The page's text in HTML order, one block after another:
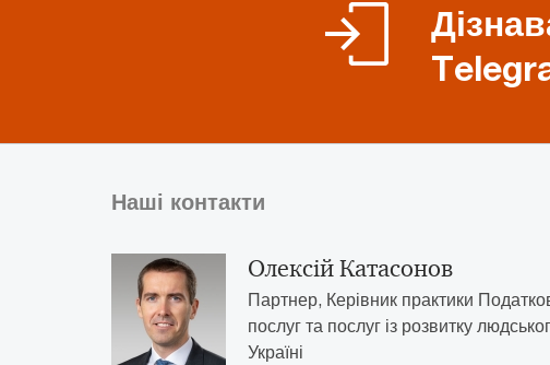
Наші контакти
Олексій Катасонов
Партнер, Керівник практики
послуг та послуг із розвитку
Україні